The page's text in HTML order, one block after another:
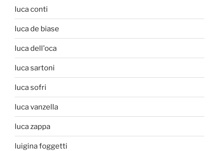
luca conti
luca de biase
luca dell'oca
luca sartoni
luca sofri
luca vanzella
luca zappa
luigina foggetti